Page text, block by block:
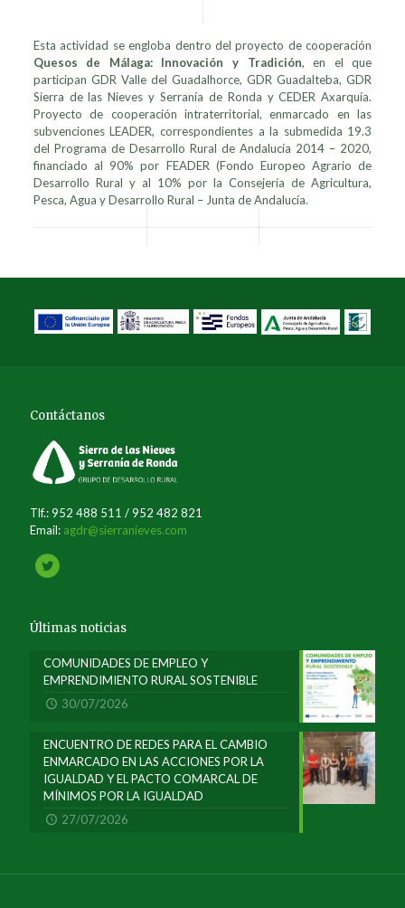
Esta actividad se engloba dentro del proyecto de cooperación
Quesos de Málaga: Innovación y Tradición, en el que
participan GDR Valle del Guadalhorce, GDR Guadalteba, GDR
Sierra de las Nieves y Serranía de Ronda y CEDER Axarquía.
Proyecto de cooperación intraterritorial, enmarcado en las
subvenciones LEADER, correspondientes a la submedida 19.3
del Programa de Desarrollo Rural de Andalucía 2014 – 2020,
financiado al 90% por FEADER (Fondo Europeo Agrario de
Desarrollo Rural y al 10% por la Consejería de Agricultura,
Pesca, Agua y Desarrollo Rural – Junta de Andalucía.
Contáctanos
Tlf.: 952 488 511 / 952 482 821
Email: agdr@sierranieves.com
Últimas noticias
COMUNIDADES DE EMPLEO Y
EMPRENDIMIENTO RURAL SOSTENIBLE
30/07/2026
ENCUENTRO DE REDES PARA EL CAMBIO
ENMARCADO EN LAS ACCIONES POR LA
IGUALDAD Y EL PACTO COMARCAL DE
MÍNIMOS POR LA IGUALDAD
27/07/2026